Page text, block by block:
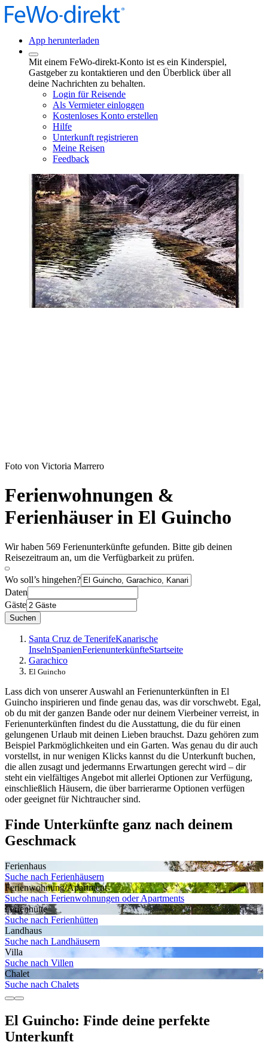
App herunterladen
Mit einem FeWo-direkt-Konto ist es ein Kinderspiel,
Gastgeber zu kontaktieren und den Überblick über all
deine Nachrichten zu behalten.
Login für Reisende
Als Vermieter einloggen
Kostenloses Konto erstellen
Hilfe
Unterkunft registrieren
Meine Reisen
Feedback
Foto von Victoria Marrero
Ferienwohnungen &
Ferienhäuser in El Guincho
Wir haben 569 Ferienunterkünfte gefunden. Bitte gib deinen
Reisezeitraum an, um die Verfügbarkeit zu prüfen.
Wo soll’s hingehen?
Daten
Gäste
Suchen
Santa Cruz de TenerifeKanarische
InselnSpanienFerienunterkünfteStartseite
Garachico
El Guincho
Lass dich von unserer Auswahl an Ferienunterkünften in El
Guincho inspirieren und finde genau das, was dir vorschwebt. Egal,
ob du mit der ganzen Bande oder nur deinem Vierbeiner verreist, in
Ferienunterkünften findest du die Ausstattung, die du für einen
gelungenen Urlaub mit deinen Lieben brauchst. Dazu gehören zum
Beispiel Parkmöglichkeiten und ein Garten. Was genau du dir auch
vorstellst, in nur wenigen Klicks kannst du die Unterkunft buchen,
die allen zusagt und jedermanns Erwartungen gerecht wird – dir
steht ein vielfältiges Angebot mit allerlei Optionen zur Verfügung,
einschließlich Häusern, die über barrierarme Optionen verfügen
oder geeignet für Nichtraucher sind.
Finde Unterkünfte ganz nach deinem
Geschmack
Ferienhaus
Suche nach Ferienhäusern
Ferienwohnung/Apartment
Suche nach Ferienwohnungen oder Apartments
Ferienhütte
Suche nach Ferienhütten
Landhaus
Suche nach Landhäusern
Villa
Suche nach Villen
Chalet
Suche nach Chalets
El Guincho: Finde deine perfekte
Unterkunft